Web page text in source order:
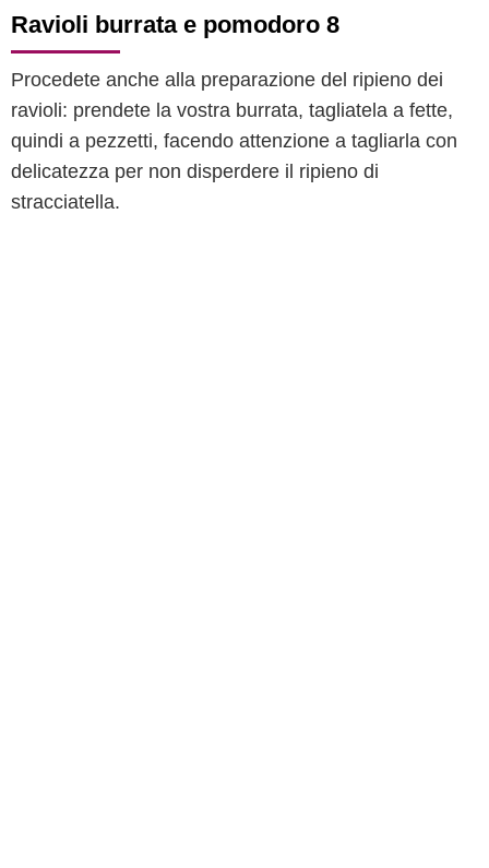
Ravioli burrata e pomodoro 8
Procedete anche alla preparazione del ripieno dei
ravioli: prendete la vostra burrata, tagliatela a fette,
quindi a pezzetti, facendo attenzione a tagliarla con
delicatezza per non disperdere il ripieno di
stracciatella.